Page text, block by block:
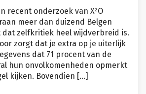
recent onderzoek van X²O
meer dan duizend Belgen
dat zelfkritiek heel wijdverbreid is.
zorgt dat je extra op je uiterlijk
dat 71 procent van de
hun onvolkomenheden opmerkt
kijken. Bovendien […]